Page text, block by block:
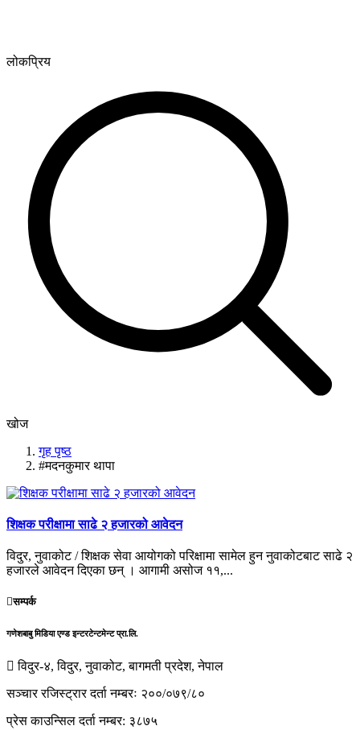
लोकप्रिय
खोज
गृह पृष्ठ
#मदनकुमार थापा
शिक्षक परीक्षामा साढे २ हजारको आवेदन
विदुर, नुवाकोट / शिक्षक सेवा आयोगको परिक्षामा सामेल हुन नुवाकोटबाट साढे २
हजारले आवेदन दिएका छन् । आगामी असोज ११,...
सम्पर्क
गणेशबाबु मिडिया एण्ड इन्टरटेन्टमेन्ट प्रा.लि.
विदुर-४, विदुर, नुवाकोट, बागमती प्रदेश, नेपाल
सञ्चार रजिस्ट्रार दर्ता नम्बरः २००/०७९/८०
प्रेस काउन्सिल दर्ता नम्बर: ३८७५